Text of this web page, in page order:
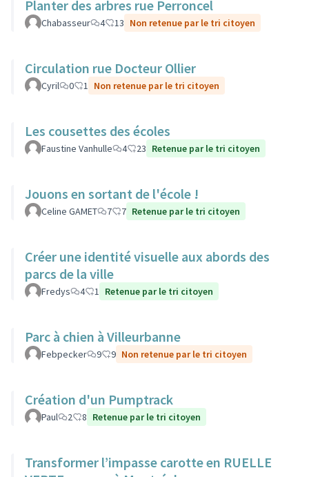
Planter des arbres rue Perroncel
Chabasseur 4 13 Non retenue par le tri citoyen
Circulation rue Docteur Ollier
Cyril 0 1 Non retenue par le tri citoyen
Les cousettes des écoles
Faustine Vanhulle 4 23 Retenue par le tri citoyen
Jouons en sortant de l'école !
Celine GAMET 7 7 Retenue par le tri citoyen
Créer une identité visuelle aux abords des
parcs de la ville
Fredys 4 1 Retenue par le tri citoyen
Parc à chien à Villeurbanne
Febpecker 9 9 Non retenue par le tri citoyen
Création d'un Pumptrack
Paul 2 8 Retenue par le tri citoyen
Transformer l’impasse carotte en RUELLE